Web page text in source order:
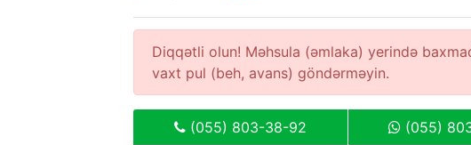
Diqqətli olun! Məhsula (əmlaka) yerində
vaxt pul (beh, avans) göndərməyin.
(055) 803-38-92 (055)